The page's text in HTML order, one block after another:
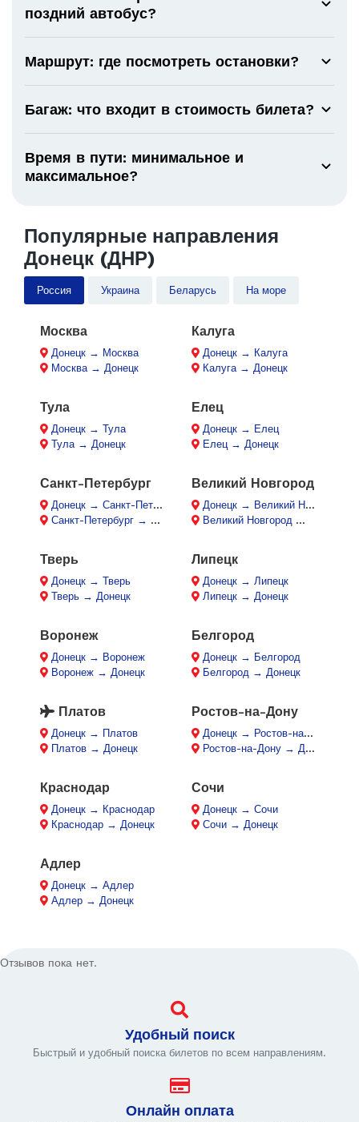
поздний автобус?
Маршрут: где посмотреть остановки?
Багаж: что входит в стоимость билета?
Время в пути: минимальное и
максимальное?
Популярные направления
Донецк (ДНР)
Россия Украина Беларусь На море
Москва
Донецк → Москва
Москва → Донецк
Калуга
Донецк → Калуга
Калуга → Донецк
Тула
Донецк → Тула
Тула → Донецк
Елец
Донецк → Елец
Елец → Донецк
Санкт-Петербург
Донецк → Санкт-Петербург
Санкт-Петербург → Донецк
Великий Новгород
Донецк → Великий Новгород
Великий Новгород → Донецк
Тверь
Донецк → Тверь
Тверь → Донецк
Липецк
Донецк → Липецк
Липецк → Донецк
Воронеж
Донецк → Воронеж
Воронеж → Донецк
Белгород
Донецк → Белгород
Белгород → Донецк
Платов
Донецк → Платов
Платов → Донецк
Ростов-на-Дону
Донецк → Ростов-на-Дону
Ростов-на-Дону → Донецк
Краснодар
Донецк → Краснодар
Краснодар → Донецк
Сочи
Донецк → Сочи
Сочи → Донецк
Адлер
Донецк → Адлер
Адлер → Донецк
Отзывов пока нет.
Удобный поиск
Быстрый и удобный поиска билетов по всем направлениям.
Онлайн оплата